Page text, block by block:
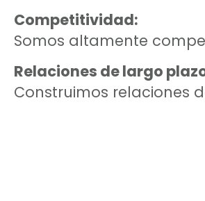
Competitividad:
Somos altamente
Relaciones de largo
Construimos relaciones